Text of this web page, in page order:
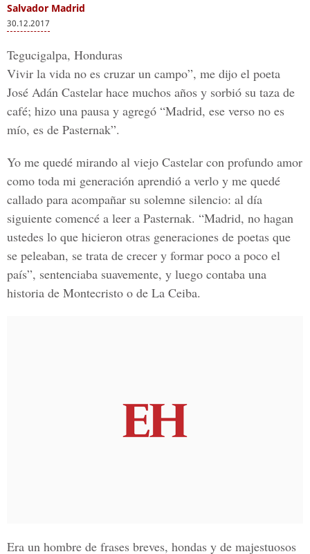
Salvador Madrid
30.12.2017
Tegucigalpa, Honduras
Vivir la vida no es cruzar un campo”, me dijo el poeta
José Adán Castelar hace muchos años y sorbió su taza de
café; hizo una pausa y agregó “Madrid, ese verso no es
mío, es de Pasternak”.
Yo me quedé mirando al viejo Castelar con profundo amor
como toda mi generación aprendió a verlo y me quedé
callado para acompañar su solemne silencio: al día
siguiente comencé a leer a Pasternak. “Madrid, no hagan
ustedes lo que hicieron otras generaciones de poetas que
se peleaban, se trata de crecer y formar poco a poco el
país”, sentenciaba suavemente, y luego contaba una
historia de Montecristo o de La Ceiba.
Era un hombre de frases breves, hondas y de majestuosos